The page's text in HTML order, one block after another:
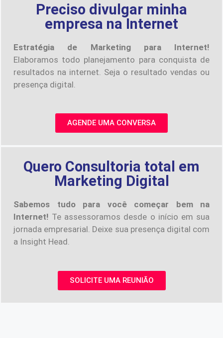
Preciso divulgar minha
empresa na Internet
Estratégia de Marketing para Internet!
Elaboramos todo planejamento para conquista de
resultados na internet. Seja o resultado vendas ou
presença digital.
AGENDE UMA CONVERSA
Quero Consultoria total em
Marketing Digital
Sabemos tudo para você começar bem na
Internet! Te assessoramos desde o início em sua
jornada empresarial. Deixe sua presença digital com
a Insight Head.
SOLICITE UMA REUNIÃO